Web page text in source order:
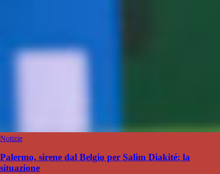
Notizie
Palermo, sirene dal Belgio per Salim Diakité: la
situazione